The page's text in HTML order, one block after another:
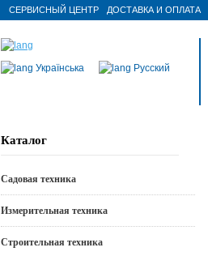
СЕРВИСНЫЙ ЦЕНТР ДОСТАВКА И ОПЛАТА
Українська Русский
Каталог
Садовая техника
Измерительная техника
Строительная техника